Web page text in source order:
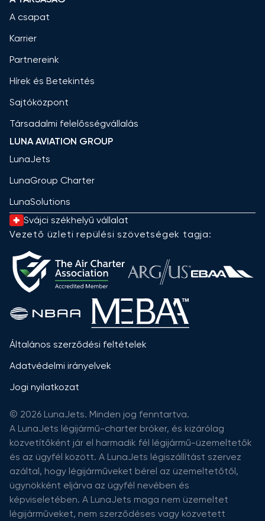
A csapat
Karrier
Partnereink
Hírek és Betekintés
Sajtóközpont
Társadalmi felelősségvállalás
LUNA AVIATION GROUP
LunaJets
LunaGroup Charter
LunaSolutions
Svájci székhelyű vállalat
Vezető üzleti repülési szövetségek tagja:
Általános szerződési feltételek
Adatvédelmi irányelvek
Jogi nyilatkozat
© 2026 LunaJets. Minden jog fenntartva.
A LunaJets légijármű-charter bróker, és kizárólag
közvetítőként jár el harmadik fél légijármű-üzemeltetők
és az ügyfél között. A LunaJets légiszállítást szervez
azáltal, hogy légijárműveket bérel az üzemeltetőtől,
ügynökként eljárva az ügyfél nevében és
képviseletében. A LunaJets maga nem üzemeltet
légijárműveket, nem szerződéses vagy közvetett